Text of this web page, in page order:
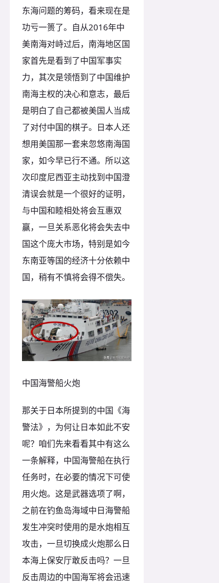
东海问题的筹码，看来现在是
功亏一篑了。自从2016年中
美南海对峙过后，南海地区国
家首先是看到了中国军事实
力，其次是领悟到了中国维护
南海主权的决心和意志，最后
是明白了自己都被美国人当成
了对付中国的棋子。日本人还
想用美国那一套来忽悠南海国
家，如今早已行不通。所以这
次印度尼西亚主动找到中国澄
清误会就是一个很好的证明，
与中国和睦相处将会互惠双
赢，一旦关系恶化将会失去中
国这个庞大市场，特别是如今
东南亚等国的经济十分依赖中
国，稍有不慎将会得不偿失。
中国海警船火炮
那关于日本所提到的中国《海
警法》，为何让日本如此不安
呢？咱们先来看看其中有这么
一条解释，中国海警船在执行
任务时，在必要的情况下可使
用火炮。这是武器选项了啊，
之前在钓鱼岛海域中日海警船
发生冲突时使用的是水炮相互
攻击，一旦切换成火炮那么日
本海上保安厅敢反击吗？一旦
反击周边的中国海军将会迅速